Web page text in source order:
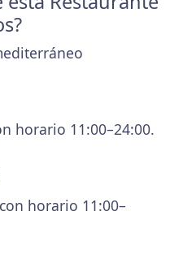
horario 11:00–24:00.
horario 11:00–